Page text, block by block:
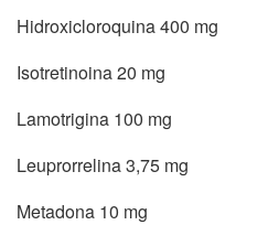
Hidroxicloroquina 400 mg
Isotretinoina 20 mg
Lamotrigina 100 mg
Leuprorrelina 3,75 mg
Metadona 10 mg